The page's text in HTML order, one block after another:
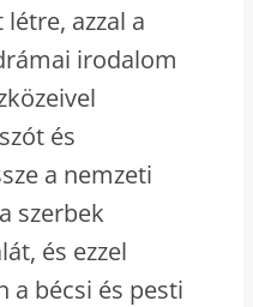
azzal a
irodalom
és
a nemzeti
szerbek
és ezzel
a bécsi és pesti